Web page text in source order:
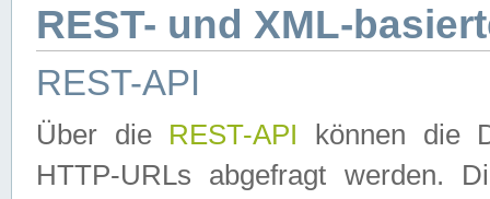
REST- und XML-
REST-API
Über die REST-API können die
HTTP-URLs abgefragt werden.